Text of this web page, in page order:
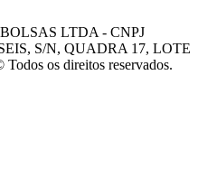
LTDA - CNPJ
S/N, QUADRA 17, LOTE
Todos os direitos reservados.